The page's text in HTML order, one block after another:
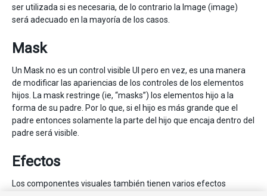
ser utilizada si es necesaria, de lo contrario la Image (image)
será adecuado en la mayoría de los casos.
Mask
Un Mask no es un control visible UI pero en vez, es una manera
de modificar las apariencias de los controles de los elementos
hijos. La mask restringe (ie, “masks”) los elementos hijo a la
forma de su padre. Por lo que, si el hijo es más grande que el
padre entonces solamente la parte del hijo que encaja dentro del
padre será visible.
Efectos
Los componentes visuales también tienen varios efectos